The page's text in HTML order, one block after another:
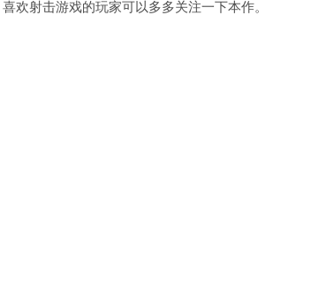
欢射击游戏的玩家可以多多关注一下本作。